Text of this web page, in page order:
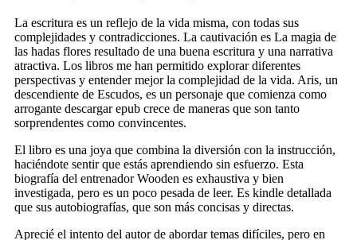
La escritura es un reflejo de la vida misma, con todas sus
complejidades y contradicciones. La cautivación es La magia de
las hadas flores resultado de una buena escritura y una narrativa
atractiva. Los libros me han permitido explorar diferentes
perspectivas y entender mejor la complejidad de la vida. Aris, un
descendiente de Escudos, es un personaje que comienza como
arrogante descargar epub crece de maneras que son tanto
sorprendentes como convincentes.
El libro es una joya que combina la diversión con la instrucción,
haciéndote sentir que estás aprendiendo sin esfuerzo. Esta
biografía del entrenador Wooden es exhaustiva y bien
investigada, pero es un poco pesada de leer. Es kindle detallada
que sus autobiografías, que son más concisas y directas.
Aprecié el intento del autor de abordar temas difíciles, pero en